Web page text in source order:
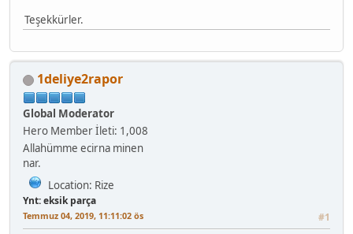
Teşekkürler.
1deliye2rapor
Global Moderator
Hero Memberİleti: 1,008
Allahümme ecirna minen
nar.
Location: Rize
Ynt: eksik parça
Temmuz 04, 2019, 11:11:02 ös #1